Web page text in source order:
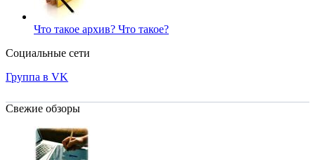
Что такое архив? Что такое?
Социальные сети
Группа в VK
Свежие обзоры